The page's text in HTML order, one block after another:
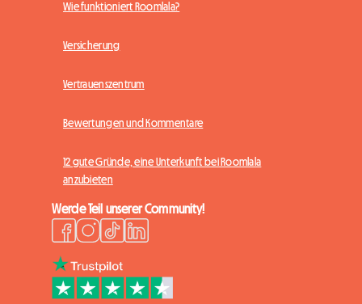
Wie funktioniert Roomlala?
Versicherung
Vertrauenszentrum
Bewertungen und Kommentare
12 gute Gründe, eine Unterkunft bei Roomlala
anzubieten
Werde Teil unserer Community!